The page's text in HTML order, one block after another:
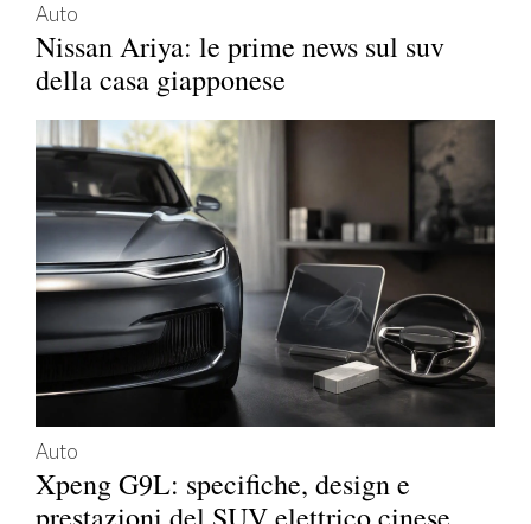
Auto
Nissan Ariya: le prime news sul suv
della casa giapponese
Auto
Xpeng G9L: specifiche, design e